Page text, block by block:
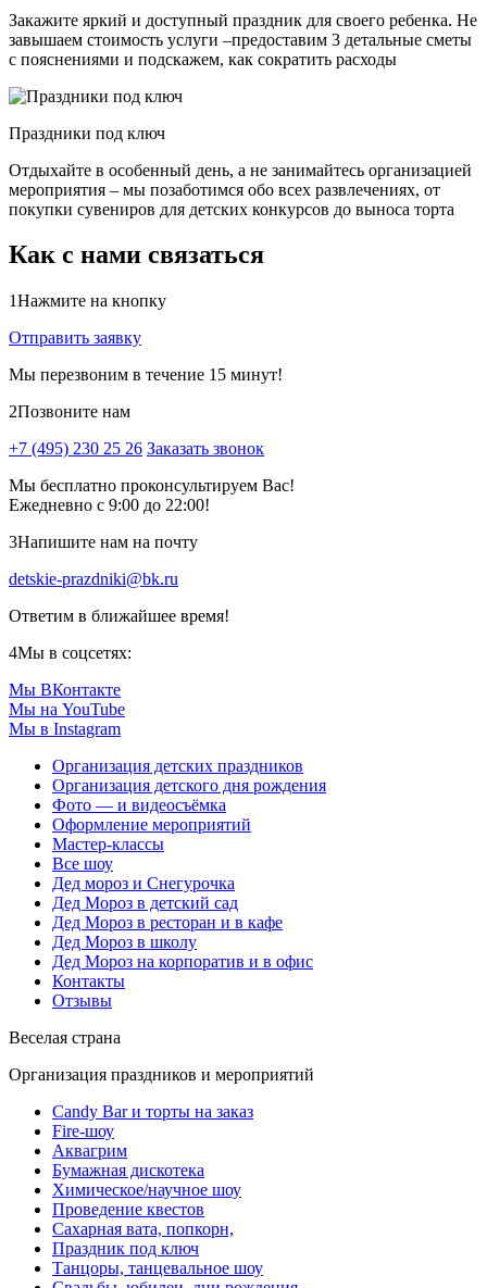
Закажите яркий и доступный праздник для своего ребенка. Не
завышаем стоимость услуги –предоставим 3 детальные сметы
с пояснениями и подскажем, как сократить расходы
Праздники под ключ
Отдыхайте в особенный день, а не занимайтесь организацией
мероприятия – мы позаботимся обо всех развлечениях, от
покупки сувениров для детских конкурсов до выноса торта
Как с нами связаться
1Нажмите на кнопку
Отправить заявку
Мы перезвоним в течение 15 минут!
2Позвоните нам
+7 (495) 230 25 26 Заказать звонок
Мы бесплатно проконсультируем Вас!
Ежедневно с 9:00 до 22:00!
3Напишите нам на почту
detskie-prazdniki@bk.ru
Ответим в ближайшее время!
4Мы в соцсетях:
Мы ВКонтакте
Мы на YouTube
Мы в Instagram
Организация детских праздников
Организация детского дня рождения
Фото — и видеосъёмка
Оформление мероприятий
Мастер-классы
Все шоу
Дед мороз и Снегурочка
Дед Мороз в детский сад
Дед Мороз в ресторан и в кафе
Дед Мороз в школу
Дед Мороз на корпоратив и в офис
Контакты
Отзывы
Веселая страна
Организация праздников и мероприятий
Candy Bar и торты на заказ
Fire-шоу
Аквагрим
Бумажная дискотека
Химическое/научное шоу
Проведение квестов
Сахарная вата, попкорн,
Праздник под ключ
Танцоры, танцевальное шоу